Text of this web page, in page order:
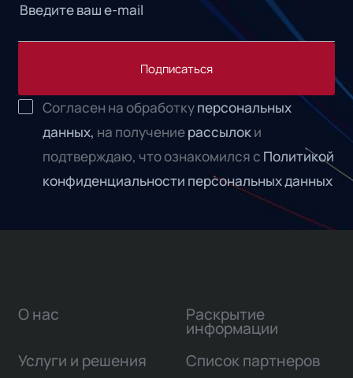
Подписаться
Согласен на обработкуперсональных
данных, на получениерассылоки
подтверждаю, что ознакомился с Политикой
конфиденциальности персональных данных
О нас
Услуги и решения
Раскрытие
информации
Список партнеров